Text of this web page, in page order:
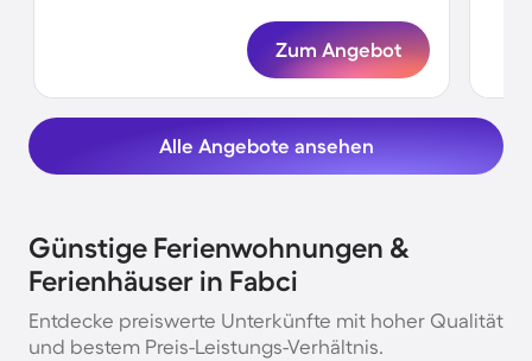
Zum Angebot
Alle Angebote ansehen
Günstige Ferienwohnungen &
Ferienhäuser in Fabci
Entdecke preiswerte Unterkünfte mit hoher Qualität
und bestem Preis-Leistungs-Verhältnis.